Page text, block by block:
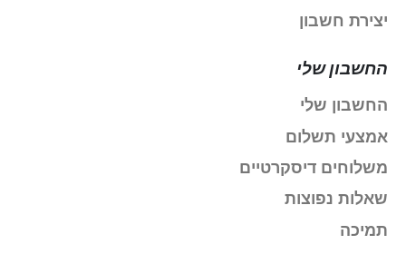
יצירת חשבון
החשבון שלי
החשבון שלי
אמצעי תשלום
משלוחים דיסקרטיים
שאלות נפוצות
תמיכה